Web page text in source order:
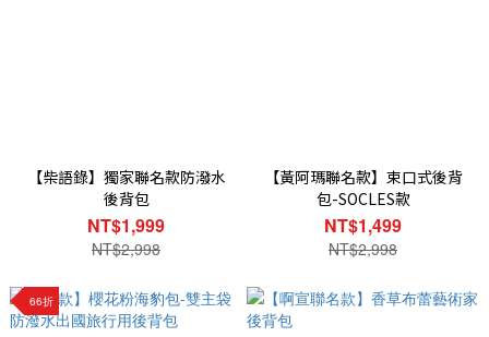
【柴語錄】獨家聯名款防潑水
後背包
NT$1,999
NT$2,998
【黃阿瑪聯名款】束口式後背
包-SOCLES款
NT$1,499
NT$2,998
66折